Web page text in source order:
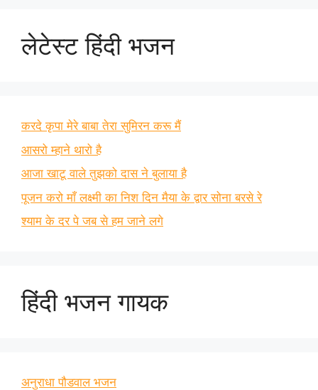
लेटेस्ट हिंदी भजन
करदे कृपा मेरे बाबा तेरा सुमिरन करू मैं
आसरो म्हाने थारो है
आजा खाटू वाले तुझको दास ने बुलाया है
पूजन करो माँ लक्ष्मी का निश दिन मैया के द्वार सोना बरसे रे
श्याम के दर पे जब से हम जाने लगे
हिंदी भजन गायक
अनुराधा पौडवाल भजन